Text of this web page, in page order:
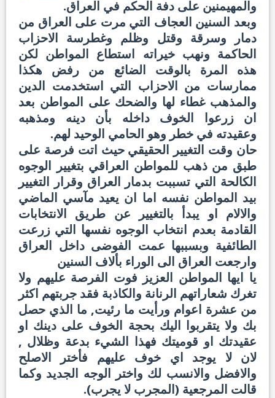
والمهيمنين على دفة الحكم في العراق.
وبعد السنين العجاف التي مرت على العراق من
دمار وسرقة وقتل وظلم وغطرسة الاحزاب
الحاكمة ونهب خيراته استطاع المواطن لكن
هذه المرة بالوقت الضائع من رفض هكذا
ممارسات من الاحزاب التي استخدمت الدين
والمذهب غطاء لها والضحك على المواطن بعد
ان زرعوا الخوف داخله بأن دينه ومذهبه
وعقيدته في خطر وهو الحامي الوحيد لهم.
حان وقت التغيير الحقيقي حيث اتت فرصة على
طبق من ذهب للمواطن العراقي بتغيير الوجوه
الكالحة التي تسببت بدمار العراق وقرار التغيير
بيد المواطن نفسه اما ان يعيد مآسي الماضي
والالام او يبدأ بالتغيير عن طريق الانتخابات
القادمة بعدم انتخاب الوجوه نفسها التي زرعت
الطائفية وبسببها عمت الفوضى داخل العراق
وارجعت العراق الى الوراء بألاف السنين
يا ايها المواطن العزيز فوت الفرصة عليهم ولا
تغرك شعاراتهم الرنانة والكاذبة فقد جربتهم اكثر
من عشرة اعوام ورأيت ما رئيت, ما الذي حصل
بك ولا يتقربوا اليك بحجة الخوف على دينك او
عقيدتك او قوميتك فهذا الشيء بدعة وظلال ,
لان لا يوجد اي خوف عليهم فأختر الاصلح
والافضل والانسب لك واختر الوجه الجديد وكما
قالت المرجعية (المجرب لا يجرب).